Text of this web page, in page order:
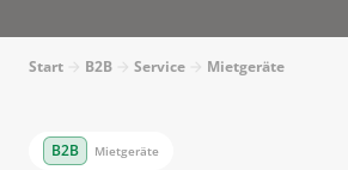
Start B2B Service Mietgeräte
Mietgeräte